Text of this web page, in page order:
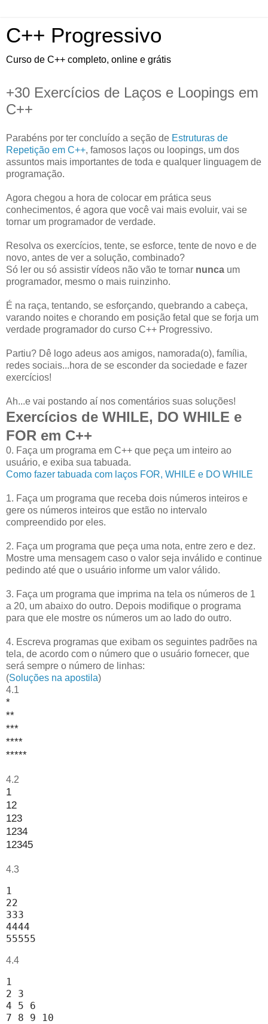
C++ Progressivo
Curso de C++ completo, online e grátis
+30 Exercícios de Laços e Loopings em
C++
Parabéns por ter concluído a seção de Estruturas de
Repetição em C++, famosos laços ou loopings, um dos
assuntos mais importantes de toda e qualquer linguagem de
programação.
Agora chegou a hora de colocar em prática seus
conhecimentos, é agora que você vai mais evoluir, vai se
tornar um programador de verdade.
Resolva os exercícios, tente, se esforce, tente de novo e de
novo, antes de ver a solução, combinado?
Só ler ou só assistir vídeos não vão te tornar nunca um
programador, mesmo o mais ruinzinho.
É na raça, tentando, se esforçando, quebrando a cabeça,
varando noites e chorando em posição fetal que se forja um
verdade programador do curso C++ Progressivo.
Partiu? Dê logo adeus aos amigos, namorada(o), família,
redes sociais...hora de se esconder da sociedade e fazer
exercícios!
Ah...e vai postando aí nos comentários suas soluções!
Exercícios de WHILE, DO WHILE e
FOR em C++
0. Faça um programa em C++ que peça um inteiro ao
usuário, e exiba sua tabuada.
Como fazer tabuada com laços FOR, WHILE e DO WHILE
1. Faça um programa que receba dois números inteiros e
gere os números inteiros que estão no intervalo
compreendido por eles.
2. Faça um programa que peça uma nota, entre zero e dez.
Mostre uma mensagem caso o valor seja inválido e continue
pedindo até que o usuário informe um valor válido.
3. Faça um programa que imprima na tela os números de 1
a 20, um abaixo do outro. Depois modifique o programa
para que ele mostre os números um ao lado do outro.
4. Escreva programas que exibam os seguintes padrões na
tela, de acordo com o número que o usuário fornecer, que
será sempre o número de linhas:
(Soluções na apostila)
4.1
*
**
***
****
*****
4.2
1
12
123
1234
12345
4.3
55555
4.4
4
7 8 9 10